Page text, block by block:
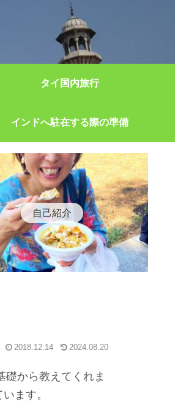
タイ国内旅行
インドへ駐在する際の準備
自己紹介
2018.12.14 2024.08.20
から教えてくれま
ます。